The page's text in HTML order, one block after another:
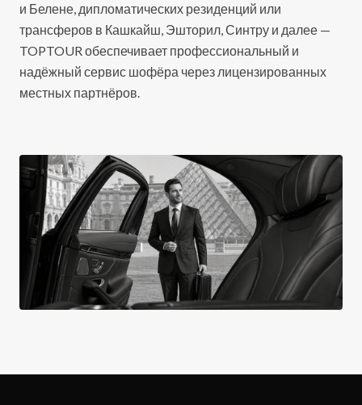
и Белене, дипломатических резиденций или
трансферов в Кашкайш, Эшторил, Синтру и далее —
TOPTOUR обеспечивает профессиональный и
надёжный сервис шофёра через лицензированных
местных партнёров.